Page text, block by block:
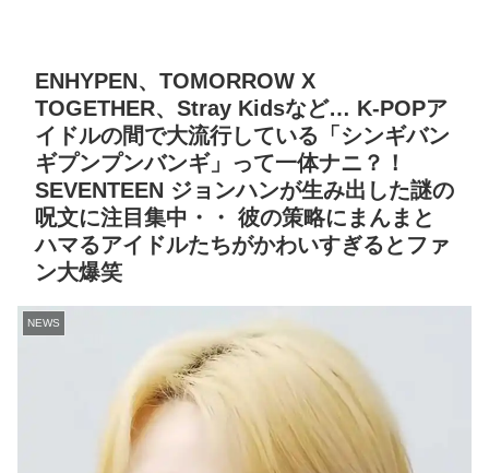
ENHYPEN、TOMORROW X
TOGETHER、Stray Kidsなど… K-POPア
イドルの間で大流行している「シンギバン
ギプンプンバンギ」って一体ナニ？！
SEVENTEEN ジョンハンが生み出した謎の
呪文に注目集中・・ 彼の策略にまんまと
ハマるアイドルたちがかわいすぎるとファ
ン大爆笑
NEWS